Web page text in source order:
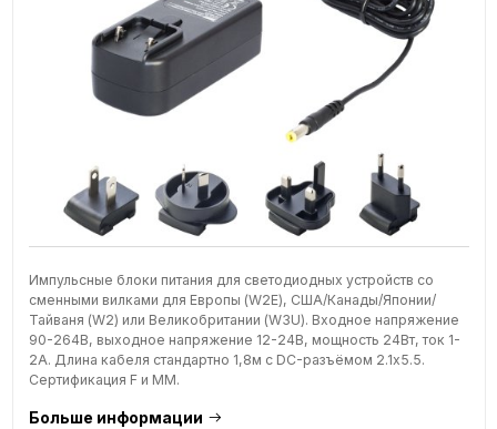
Импульсные блоки питания для светодиодных устройств со
сменными вилками для Европы (W2E), США/Канады/Японии/
Тайваня (W2) или Великобритании (W3U). Входное напряжение
90-264В, выходное напряжение 12-24В, мощность 24Вт, ток 1-
2А. Длина кабеля стандартно 1,8м с DC-разъёмом 2.1x5.5.
Сертификация F и MM.
Больше информации